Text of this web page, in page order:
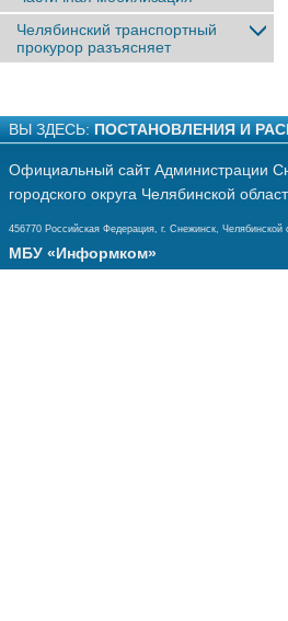
Челябинский транспортный
прокурор разъясняет
ВЫ ЗДЕСЬ: ПОСТАНОВЛЕНИЯ И
Официальный сайт Администрации
городского округа Челябинской
456770 Российская Федерация, г. Снежинск,
МБУ «Информком»